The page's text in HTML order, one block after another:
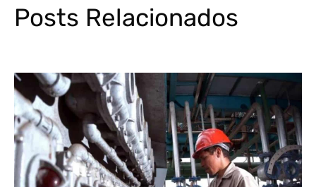
Posts Relacionados